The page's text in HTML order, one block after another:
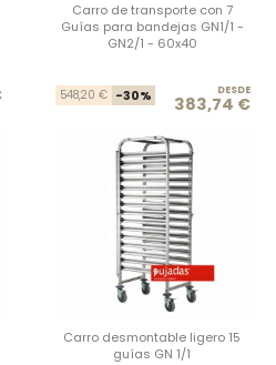
base
Carro de transporte con 7
Guías para bandejas GN1/1 -
GN2/1 - 60x40
548,20 € -30% DESDE
383,74 €
Carro desmontable ligero 15
guías GN 1/1